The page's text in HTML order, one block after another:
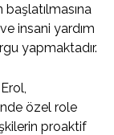
insani yardım
yapmaktadır.
özel role
proaktif